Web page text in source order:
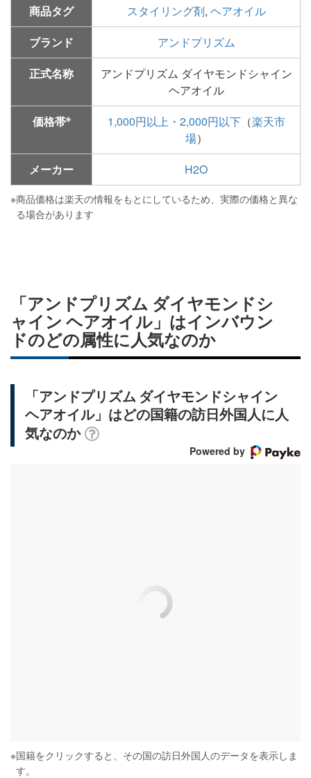
商品タグ
スタイリング剤, ヘアオイル
ブランド
アンドプリズム
正式名称
アンドプリズム ダイヤモンドシャイン
ヘアオイル
価格帯※ 1,000円以上・2,000円以下（楽天市
場）
メーカー
H2O
※商品価格は楽天の情報をもとにしているため、実際の価格と異な
る場合があります
「アンドプリズム ダイヤモンドシ
ャイン ヘアオイル」はインバウン
ドのどの属性に人気なのか
「アンドプリズム ダイヤモンドシャイン
ヘアオイル」はどの国籍の訪日外国人に人
気なのか
Powered by
※国籍をクリックすると、その国の訪日外国人のデータを表示しま
す。